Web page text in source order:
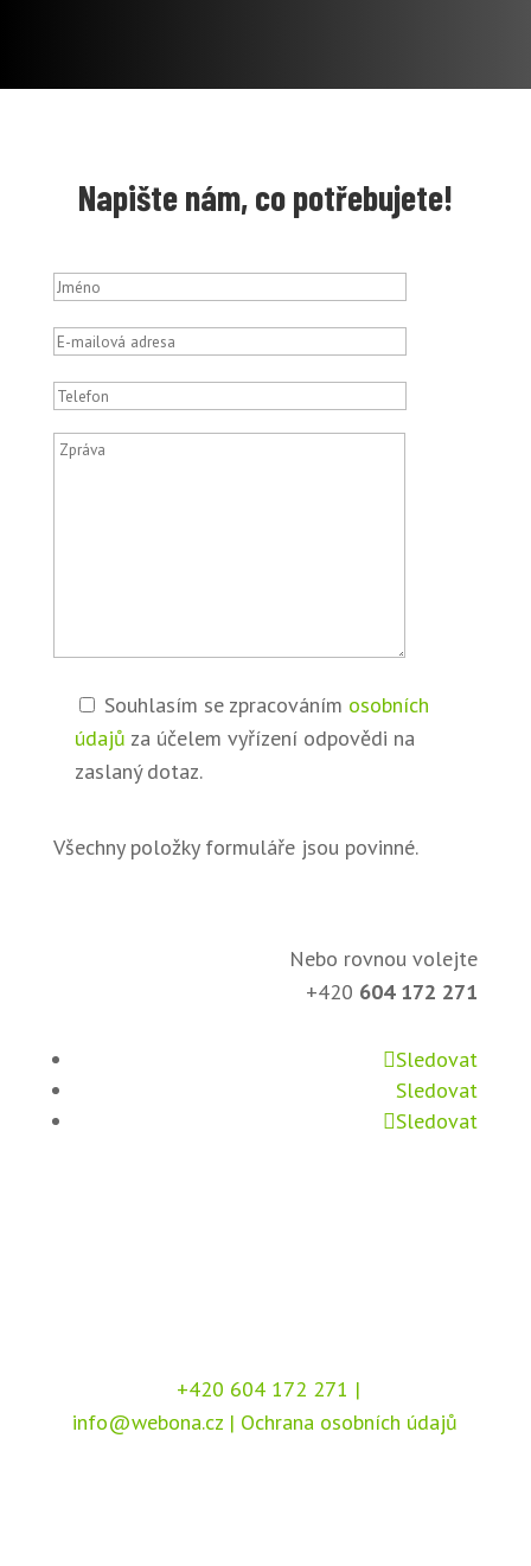
Napište nám, co potřebujete!
Souhlasím se zpracováním osobních
údajů za účelem vyřízení odpovědi na
zaslaný dotaz.
Všechny položky formuláře jsou povinné.
Nebo rovnou volejte
+420 604 172 271
Sledovat
Sledovat
Sledovat
+420 604 172 271 |
info@webona.cz | Ochrana osobních údajů